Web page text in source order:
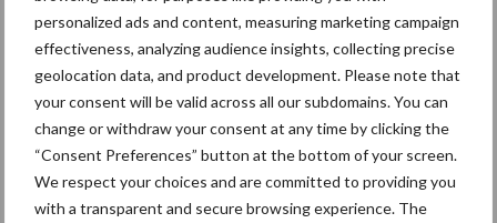
personalized ads and content, measuring marketing campaign
effectiveness, analyzing audience insights, collecting precise
geolocation data, and product development. Please note that
your consent will be valid across all our subdomains. You can
change or withdraw your consent at any time by clicking the
“Consent Preferences” button at the bottom of your screen.
We respect your choices and are committed to providing you
with a transparent and secure browsing experience. The
melkproductie over 2022 sterker af dan in Nederland: Australië
(-6,5 procent), Nieuw-Zeeland (-5,5 procent) met als belangrijkste
redenen de slechte weersomstandigheden. In Argentinië nam de
productie nog licht toe terwijl deze in de VS bijna onveranderd
bleef.
Global Dairy Trade